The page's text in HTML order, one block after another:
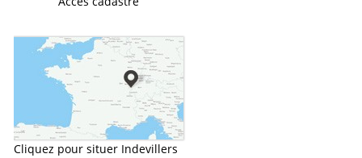
Cliquez pour situer Indevillers